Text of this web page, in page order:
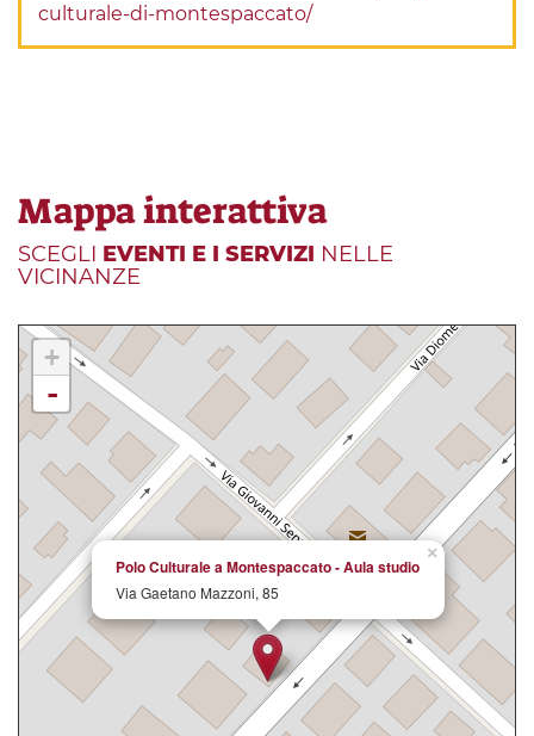
culturale-di-montespaccato/
Mappa interattiva
SCEGLI EVENTI E I SERVIZI NELLE
VICINANZE
×
Polo Culturale a Montespaccato - Aula studio
Via Gaetano Mazzoni, 85
+
-